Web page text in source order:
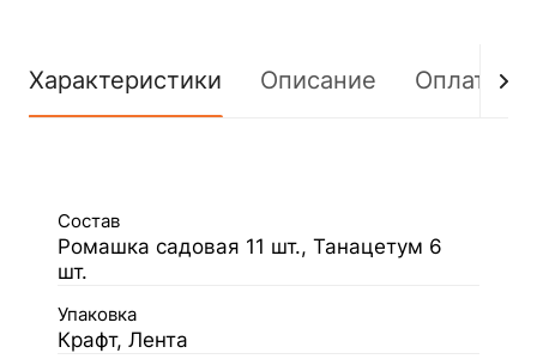
Характеристики Описание Оплата
Состав
Ромашка садовая 11 шт., Танацетум 6
шт.
Упаковка
Крафт, Лента